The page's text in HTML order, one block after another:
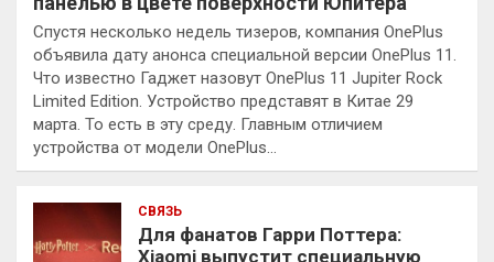
Спустя несколько недель тизеров, компания OnePlus
объявила дату анонса специальной версии OnePlus 11.
Что известно Гаджет назовут OnePlus 11 Jupiter Rock
Limited Edition. Устройство представят в Китае 29
марта. То есть в эту среду. Главным отличием
устройства от модели OnePlus…
СВЯЗЬ
Для фанатов Гарри Поттера:
Xiaomi выпустит специальную